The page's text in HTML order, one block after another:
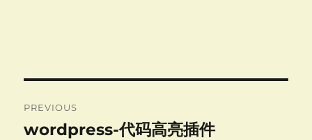
navigation
PREVIOUS
Previous
wordpress-代码高亮插件